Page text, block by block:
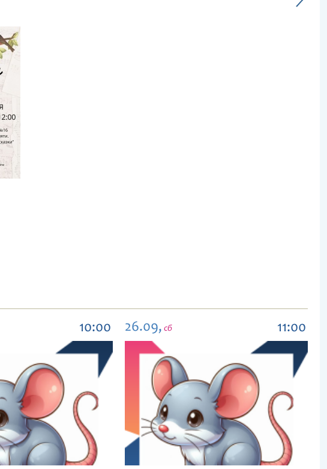
10:00 26.09, сб 11:00